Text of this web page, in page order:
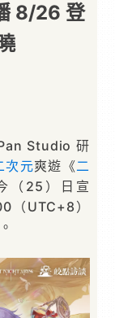
8/26 登
Studio 研
次元爽遊《二
（25）日宣
（UTC+8）